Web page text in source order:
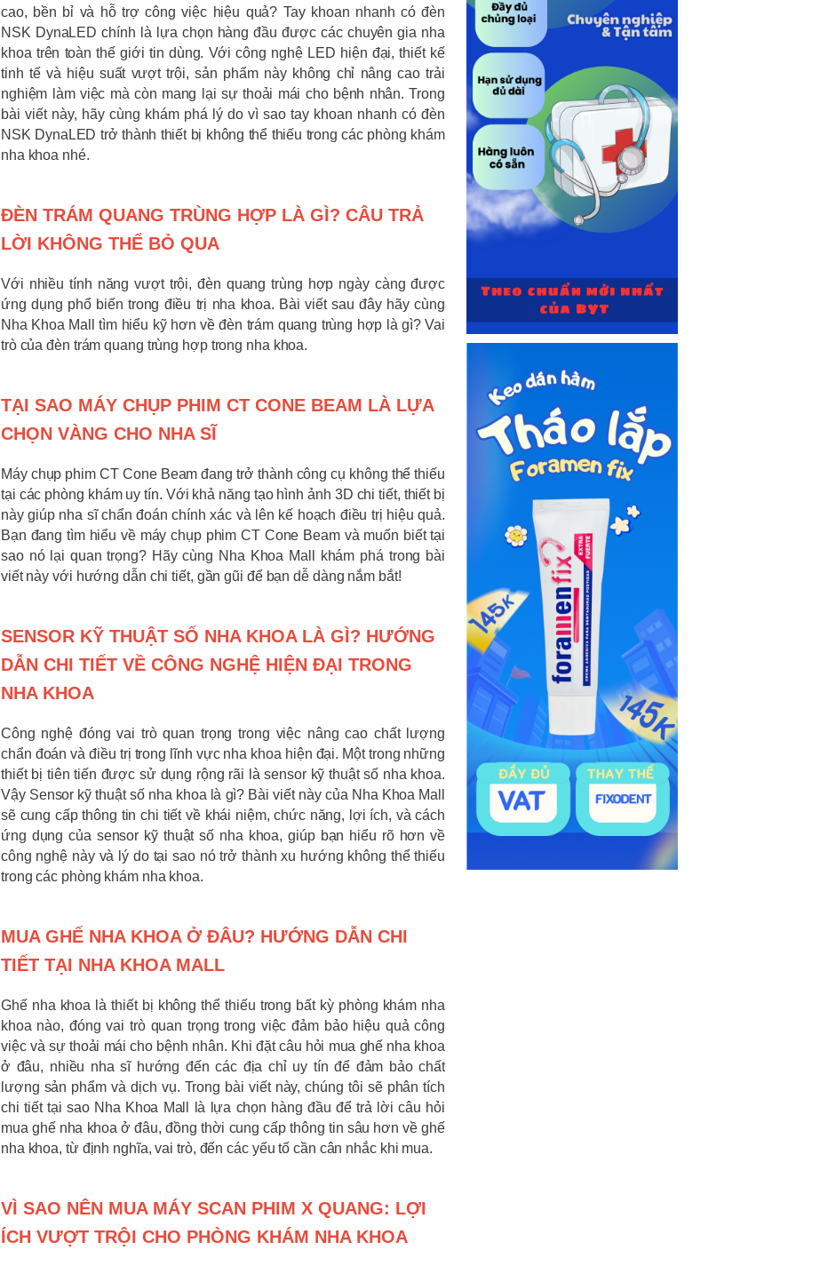
cao, bền bỉ và hỗ trợ công việc hiệu quả? Tay khoan nhanh có đèn
NSK DynaLED chính là lựa chọn hàng đầu được các chuyên gia nha
khoa trên toàn thế giới tin dùng. Với công nghệ LED hiện đại, thiết kế
tinh tế và hiệu suất vượt trội, sản phẩm này không chỉ nâng cao trải
nghiệm làm việc mà còn mang lại sự thoải mái cho bệnh nhân. Trong
bài viết này, hãy cùng khám phá lý do vì sao tay khoan nhanh có đèn
NSK DynaLED trở thành thiết bị không thể thiếu trong các phòng khám
nha khoa nhé.
ĐÈN TRÁM QUANG TRÙNG HỢP LÀ GÌ? CÂU TRẢ
LỜI KHÔNG THỂ BỎ QUA
Với nhiều tính năng vượt trội, đèn quang trùng hợp ngày càng được
ứng dụng phổ biến trong điều trị nha khoa. Bài viết sau đây hãy cùng
Nha Khoa Mall tìm hiểu kỹ hơn về đèn trám quang trùng hợp là gì? Vai
trò của đèn trám quang trùng hợp trong nha khoa.
TẠI SAO MÁY CHỤP PHIM CT CONE BEAM LÀ LỰA
CHỌN VÀNG CHO NHA SĨ
Máy chụp phim CT Cone Beam đang trở thành công cụ không thể thiếu
tại các phòng khám uy tín. Với khả năng tạo hình ảnh 3D chi tiết, thiết bị
này giúp nha sĩ chẩn đoán chính xác và lên kế hoạch điều trị hiệu quả.
Bạn đang tìm hiểu về máy chụp phim CT Cone Beam và muốn biết tại
sao nó lại quan trọng? Hãy cùng Nha Khoa Mall khám phá trong bài
viết này với hướng dẫn chi tiết, gần gũi để bạn dễ dàng nắm bắt!
SENSOR KỸ THUẬT SỐ NHA KHOA LÀ GÌ? HƯỚNG
DẪN CHI TIẾT VỀ CÔNG NGHỆ HIỆN ĐẠI TRONG
NHA KHOA
Công nghệ đóng vai trò quan trọng trong việc nâng cao chất lượng
chẩn đoán và điều trị trong lĩnh vực nha khoa hiện đại. Một trong những
thiết bị tiên tiến được sử dụng rộng rãi là sensor kỹ thuật số nha khoa.
Vậy Sensor kỹ thuật số nha khoa là gì? Bài viết này của Nha Khoa Mall
sẽ cung cấp thông tin chi tiết về khái niệm, chức năng, lợi ích, và cách
ứng dụng của sensor kỹ thuật số nha khoa, giúp bạn hiểu rõ hơn về
công nghệ này và lý do tại sao nó trở thành xu hướng không thể thiếu
trong các phòng khám nha khoa.
MUA GHẾ NHA KHOA Ở ĐÂU? HƯỚNG DẪN CHI
TIẾT TẠI NHA KHOA MALL
Ghế nha khoa là thiết bị không thể thiếu trong bất kỳ phòng khám nha
khoa nào, đóng vai trò quan trọng trong việc đảm bảo hiệu quả công
việc và sự thoải mái cho bệnh nhân. Khi đặt câu hỏi mua ghế nha khoa
ở đâu, nhiều nha sĩ hướng đến các địa chỉ uy tín để đảm bảo chất
lượng sản phẩm và dịch vụ. Trong bài viết này, chúng tôi sẽ phân tích
chi tiết tại sao Nha Khoa Mall là lựa chọn hàng đầu để trả lời câu hỏi
mua ghế nha khoa ở đâu, đồng thời cung cấp thông tin sâu hơn về ghế
nha khoa, từ định nghĩa, vai trò, đến các yếu tố cần cân nhắc khi mua.
VÌ SAO NÊN MUA MÁY SCAN PHIM X QUANG: LỢI
ÍCH VƯỢT TRỘI CHO PHÒNG KHÁM NHA KHOA